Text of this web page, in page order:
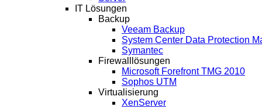
IT Lösungen
Backup
Veeam Backup
System Center Data Protection
Symantec
Firewalllösungen
Microsoft Forefront TMG 2010
Sophos UTM
Virtualisierung
XenServer